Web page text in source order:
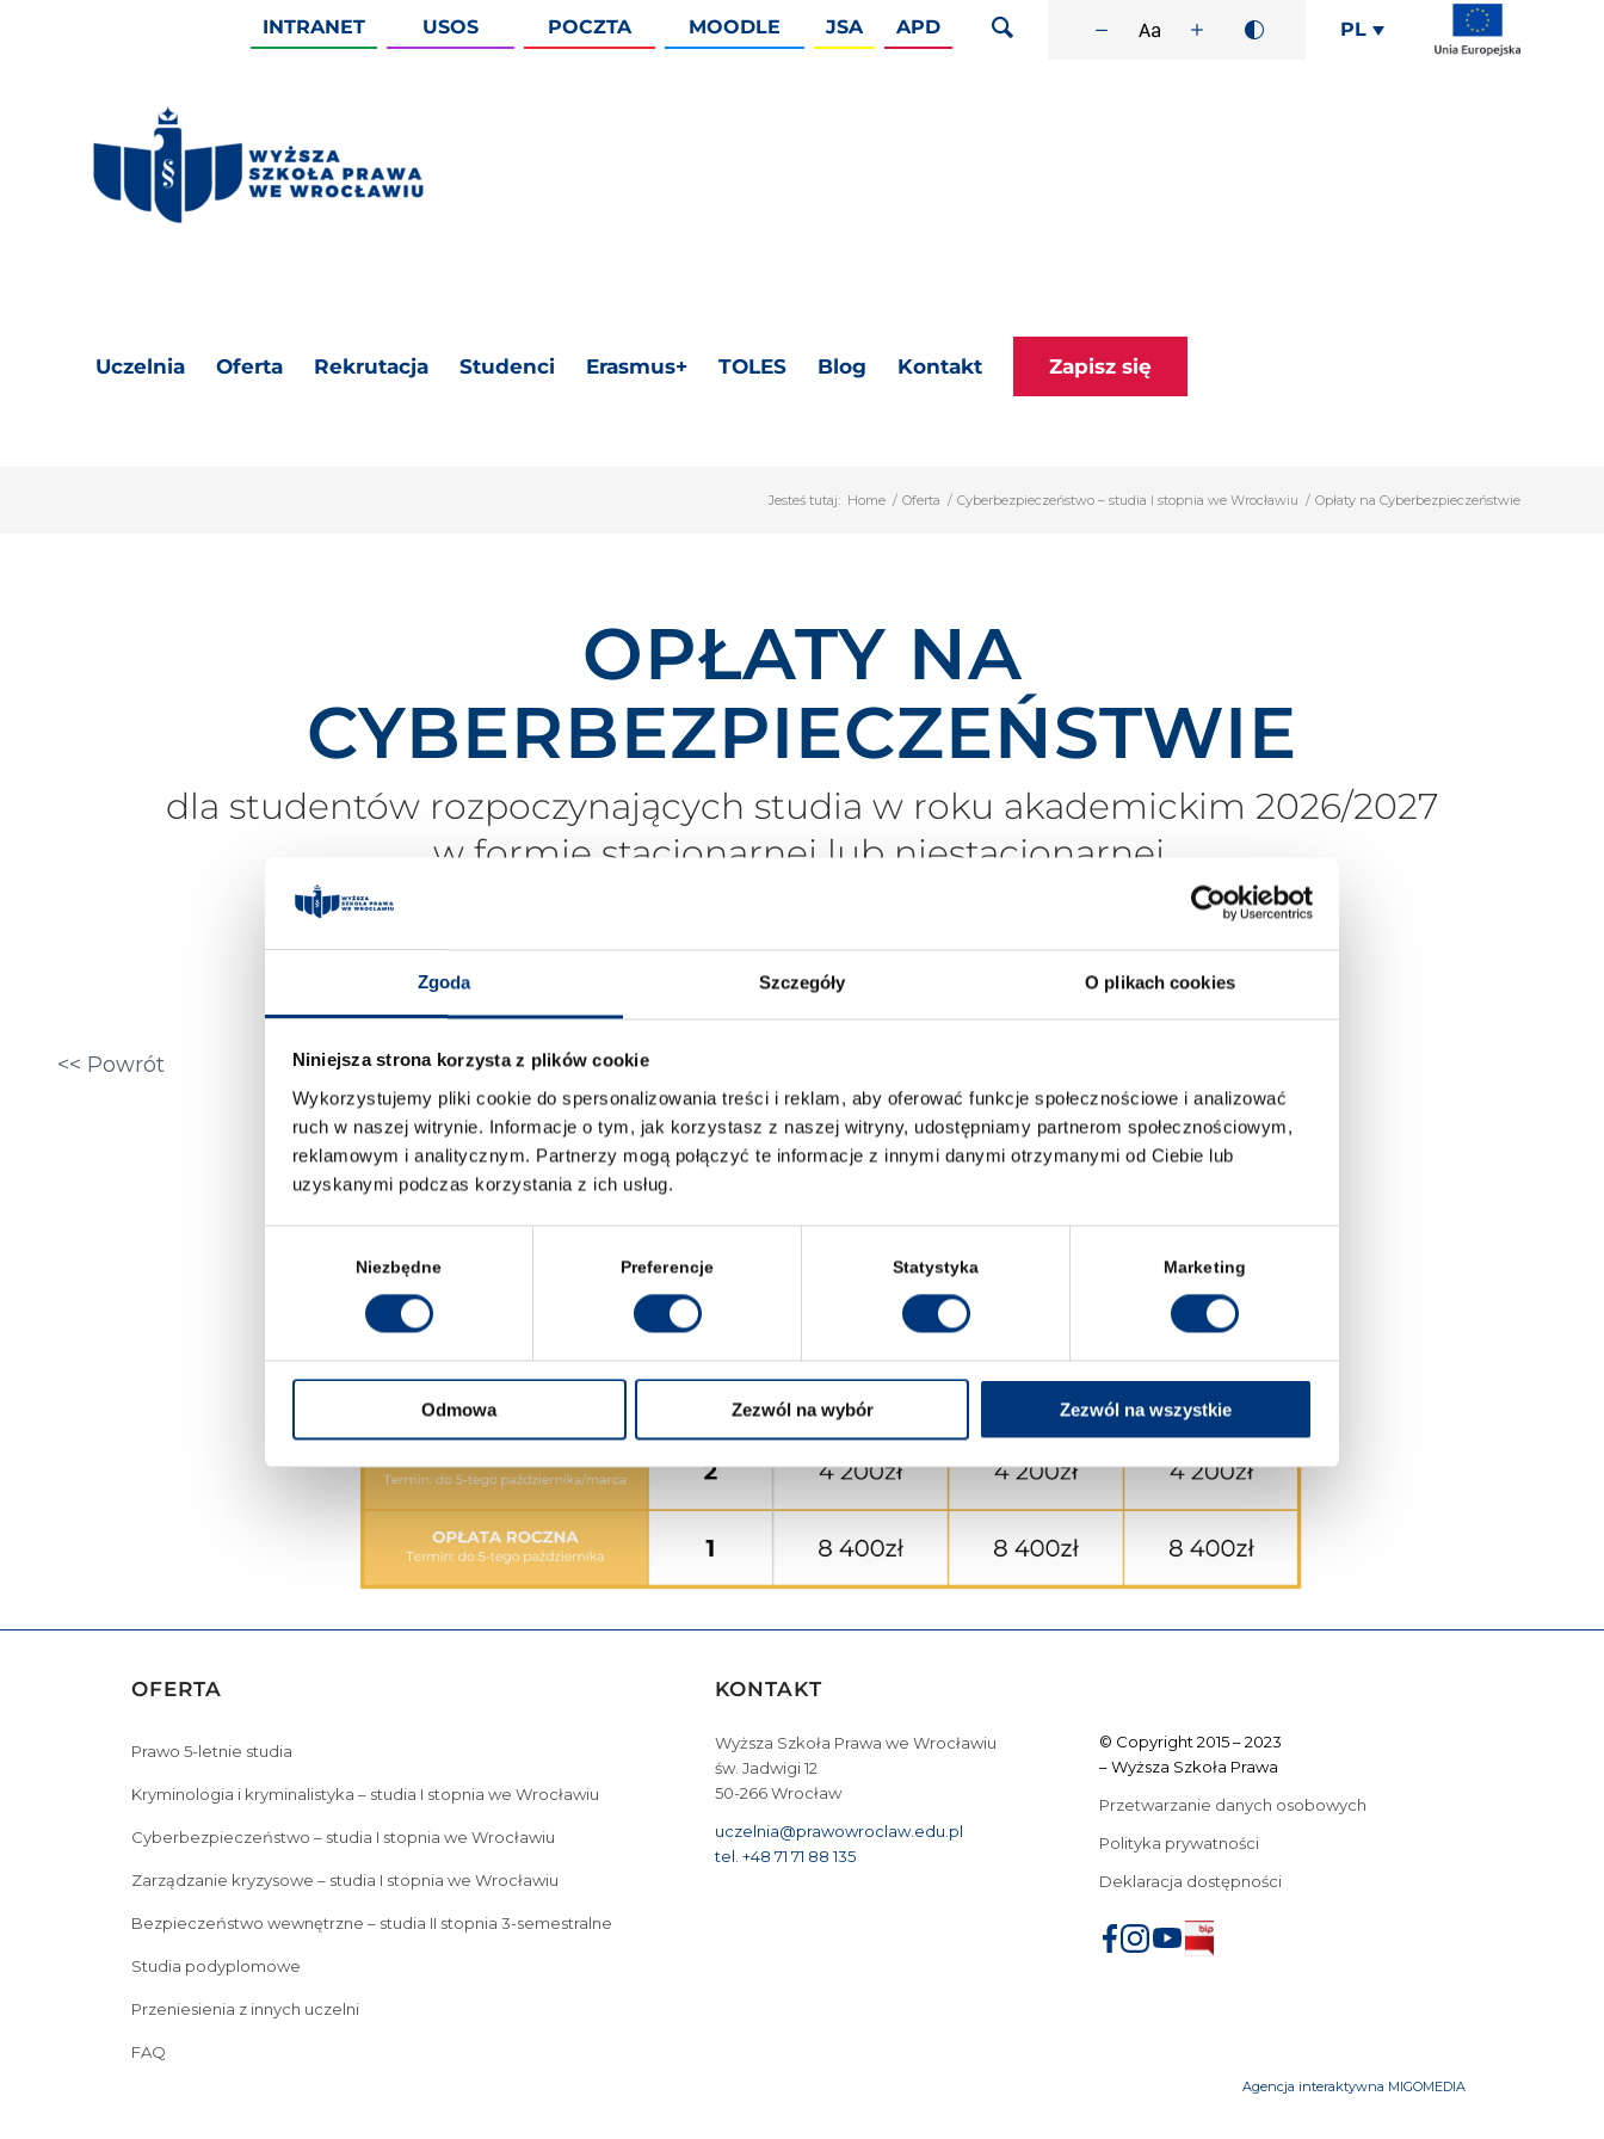
Zgoda Szczegóły O plikach cookies
Niniejsza strona korzysta z plików cookie
Wykorzystujemy pliki cookie do spersonalizowania treści i reklam, aby oferować funkcje społecznościowe i analizować
ruch w naszej witrynie. Informacje o tym, jak korzystasz z naszej witryny, udostępniamy partnerom społecznościowym,
reklamowym i analitycznym. Partnerzy mogą połączyć te informacje z innymi danymi otrzymanymi od Ciebie lub
uzyskanymi podczas korzystania z ich usług.
Niezbędne Preferencje Statystyka Marketing
Odmowa Zezwól na wybór Zezwól na wszystkie
INTRANET USOS POCZTA MOODLE JSA APD PL
Uczelnia Oferta Rekrutacja Studenci Erasmus+ TOLES Blog Kontakt Zapisz się
Jesteś tutaj: Home / Oferta / Cyberbezpieczeństwo – studia I stopnia we Wrocławiu / Opłaty na Cyberbezpieczeństwie
OPŁATY NA
CYBERBEZPIECZEŃSTWIE
dla studentów rozpoczynających studia w roku akademickim 2026/2027
w formie stacjonarnej lub niestacjonarnej.
<< Powrót
OFERTA
Prawo 5-letnie studia
Kryminologia i kryminalistyka – studia I stopnia we Wrocławiu
Cyberbezpieczeństwo – studia I stopnia we Wrocławiu
Zarządzanie kryzysowe – studia I stopnia we Wrocławiu
Bezpieczeństwo wewnętrzne – studia II stopnia 3-semestralne
Studia podyplomowe
Przeniesienia z innych uczelni
FAQ
KONTAKT
Wyższa Szkoła Prawa we Wrocławiu
św. Jadwigi 12
50-266 Wrocław
uczelnia@prawowroclaw.edu.pl
tel. +48 71 71 88 135
© Copyright 2015 – 2023
– Wyższa Szkoła Prawa
Przetwarzanie danych osobowych
Polityka prywatności
Deklaracja dostępności
Agencja interaktywna MIGOMEDIA